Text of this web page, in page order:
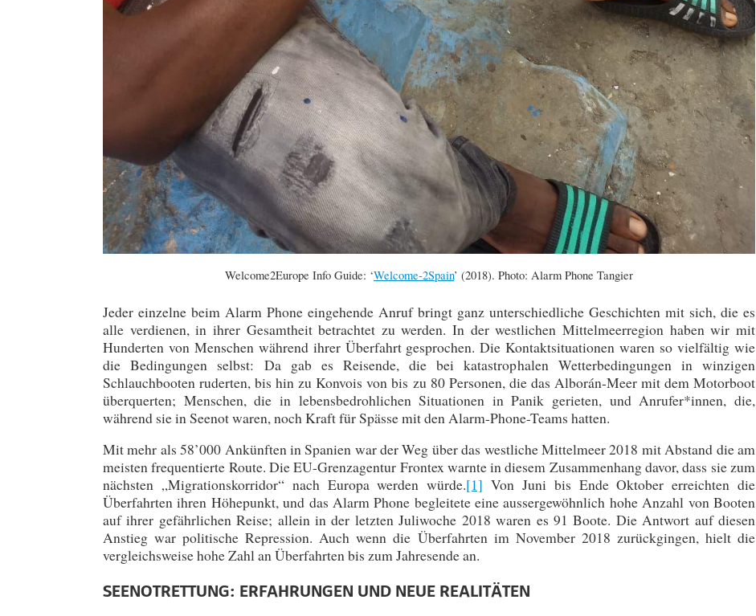
Welcome2Europe Info Guide: ‘Welcome-2Spain’ (2018). Photo: Alarm Phone Tangier
Jeder einzelne beim Alarm Phone eingehende Anruf bringt ganz unterschiedliche Geschichten mit sich, die es
alle verdienen, in ihrer Gesamtheit betrachtet zu werden. In der westlichen Mittelmeerregion haben wir mit
Hunderten von Menschen während ihrer Überfahrt gesprochen. Die Kontaktsituationen waren so vielfältig wie
die Bedingungen selbst: Da gab es Reisende, die bei katastrophalen Wetterbedingungen in winzigen
Schlauchbooten ruderten, bis hin zu Konvois von bis zu 80 Personen, die das Alborán-Meer mit dem Motorboot
überquerten; Menschen, die in lebensbedrohlichen Situationen in Panik gerieten, und Anrufer*innen, die,
während sie in Seenot waren, noch Kraft für Spässe mit den Alarm-Phone-Teams hatten.
Mit mehr als 58’000 Ankünften in Spanien war der Weg über das westliche Mittelmeer 2018 mit Abstand die am
meisten frequentierte Route. Die EU-Grenzagentur Frontex warnte in diesem Zusammenhang davor, dass sie zum
nächsten „Migrationskorridor“ nach Europa werden würde.[1] Von Juni bis Ende Oktober erreichten die
Überfahrten ihren Höhepunkt, und das Alarm Phone begleitete eine aussergewöhnlich hohe Anzahl von Booten
auf ihrer gefährlichen Reise; allein in der letzten Juliwoche 2018 waren es 91 Boote. Die Antwort auf diesen
Anstieg war politische Repression. Auch wenn die Überfahrten im November 2018 zurückgingen, hielt die
vergleichsweise hohe Zahl an Überfahrten bis zum Jahresende an.
SEENOTRETTUNG: ERFAHRUNGEN UND NEUE REALITÄTEN